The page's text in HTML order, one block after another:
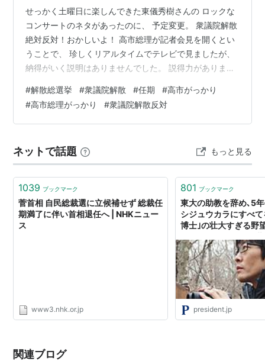
せっかく土曜日に楽しんできた東儀秀樹さんの ロックな
コンサートのネタがあったのに、 予定変更。 衆議院解散
絶対反対！おかしいよ！ 高市総理が記者会見を開くとい
うことで、 珍しくリアルタイムでテレビで見ましたが、
納得がいく説明はありませんでした。 説得力がありませ
も、本当のところ、 国民のことなど全く考えていませ
ん。 経済対策など、全然効果なし。私は恩恵ゼロ。 日本
の国会では解散が当たり前になっていて、 そもそもおか
たか、すっかり忘れていたので 調べてみたら、2024年
10月27日でした。 と…
#解散総選挙 #衆議院解散 #任期 #高市がっかり
#高市総理がっかり #衆議院解散反対
ネットで話題 もっと見る
1039 ブックマーク
菅首相 自民総裁選に立候補せず 総裁任
期満了に伴い首相退任へ | NHKニュー
ス
www3.nhk.or.jp
801 ブックマーク
東大の助教を辞め､5
シジュウカラにすべ
博士｣の壮大すぎる野
んで｣
president.jp
関連ブログ